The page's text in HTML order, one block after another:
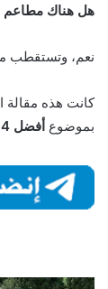
هل هناك مطاعم
نعم، وتستقطب
كانت هذه مقالة
بموضوع أفضل 4 أنشطة في جزيرة كناريا الكبرى جزر الكناري